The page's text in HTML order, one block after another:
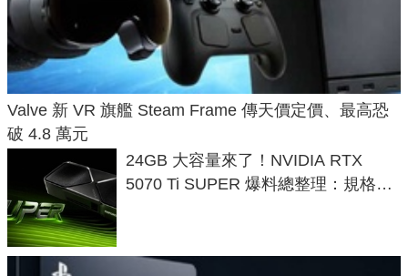
Valve 新 VR 旗艦 Steam Frame 傳天價定價、最高恐
破 4.8 萬元
24GB 大容量來了！NVIDIA RTX
5070 Ti SUPER 爆料總整理：規格、